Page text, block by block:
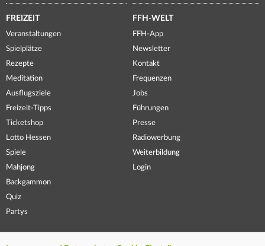
FREIZEIT
Veranstaltungen
Spielplätze
Rezepte
Meditation
Ausflugsziele
Freizeit-Tipps
Ticketshop
Lotto Hessen
Spiele
Mahjong
Backgammon
Quiz
Partys
FFH-WELT
FFH-App
Newsletter
Kontakt
Frequenzen
Jobs
Führungen
Presse
Radiowerbung
Weiterbildung
Login